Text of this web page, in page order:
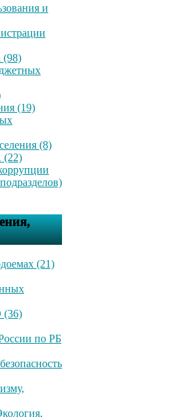
и
(98)
(19)
(8)
(22)
(21)
(36)
по РБ